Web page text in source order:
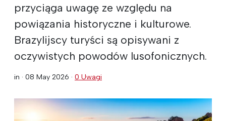
przyciąga uwagę ze względu na
powiązania historyczne i kulturowe.
Brazylijscy turyści są opisywani z
oczywistych powodów lusofonicznych.
in · 08 May 2026 · 0 Uwagi